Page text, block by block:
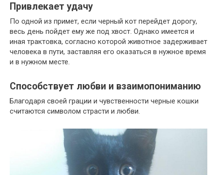
Привлекает удачу
По одной из примет, если черный кот перейдет дорогу,
весь день пойдет ему же под хвост. Однако имеется и
иная трактовка, согласно которой животное задерживает
человека в пути, заставляя его оказаться в нужное время
и в нужном месте.
Способствует любви и взаимопониманию
Благодаря своей грации и чувственности черные кошки
считаются символом страсти и любви.